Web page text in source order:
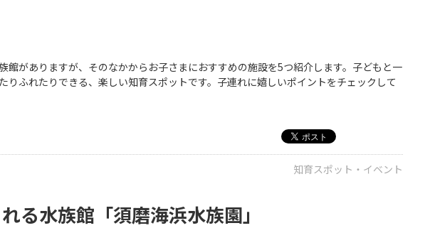
館がありますが、そのなかからお子さまにおすすめの施設を5つ紹介します。子どもと一
りふれたりできる、楽しい知育スポットです。子連れに嬉しいポイントをチェックして
知育スポット・イベント
る水族館「須磨海浜水族園」